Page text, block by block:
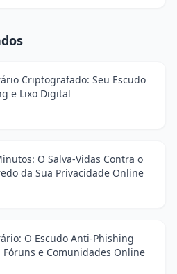
Criptografado: Seu Escudo
e Lixo Digital
O Salva-Vidas Contra o
da Sua Privacidade Online
O Escudo Anti-Phishing
Fóruns e Comunidades Online